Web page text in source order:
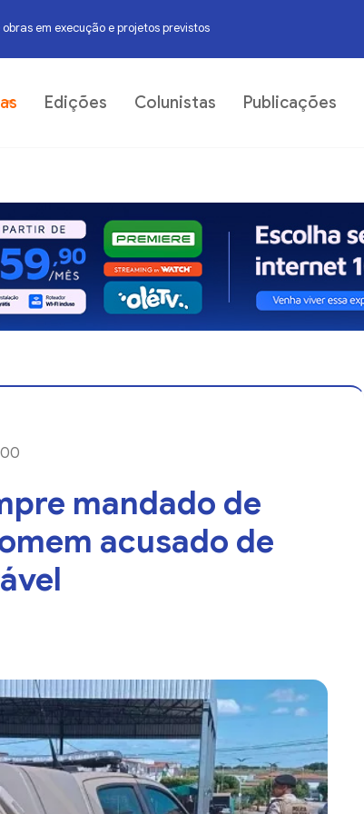
em execução e projetos previstos
urbano do Rio Jequiezinho
Edições Colunistas Publicações
mandado de
acusado de